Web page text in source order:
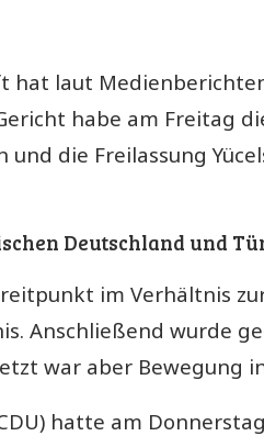
laut
habe am Freitag
die Freilassung
Deutschland und
im Verhältnis
Anschließend wurde
war aber Bewegung
hatte am